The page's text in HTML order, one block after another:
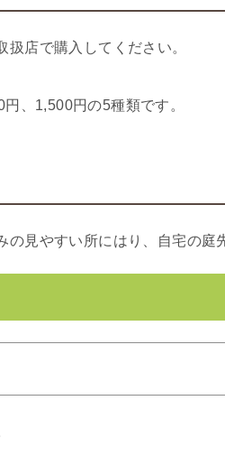
店で購入してください。
、1,500円の5種類です。
の見やすい所にはり、自宅の庭